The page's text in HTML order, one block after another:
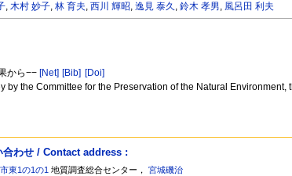
,木村 妙子,林 育夫,西川 輝昭,逸見 泰久 ,鈴木 孝男, 風呂田 利夫
から−− [Net] [Bib] [Doi]
the Committee for the Preservation of the Natural
合わせ / Contact address :
東1の1の1 地質調査総合センター，宮城磯治